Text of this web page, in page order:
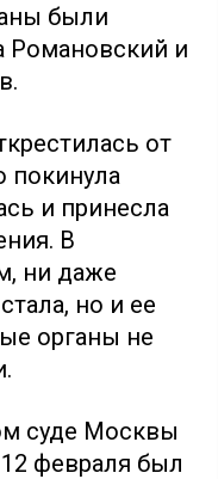
были
Романовский и
от
покинула
и принесла
В
ни даже
но и ее
органы не
суде Москвы
февраля был